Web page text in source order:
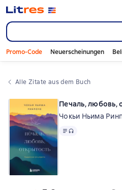
Promo-Code Neuerscheinungen
Alle Zitate aus dem Buch
Печаль, любовь,
Чокьи Ньима
Text, Audioformat